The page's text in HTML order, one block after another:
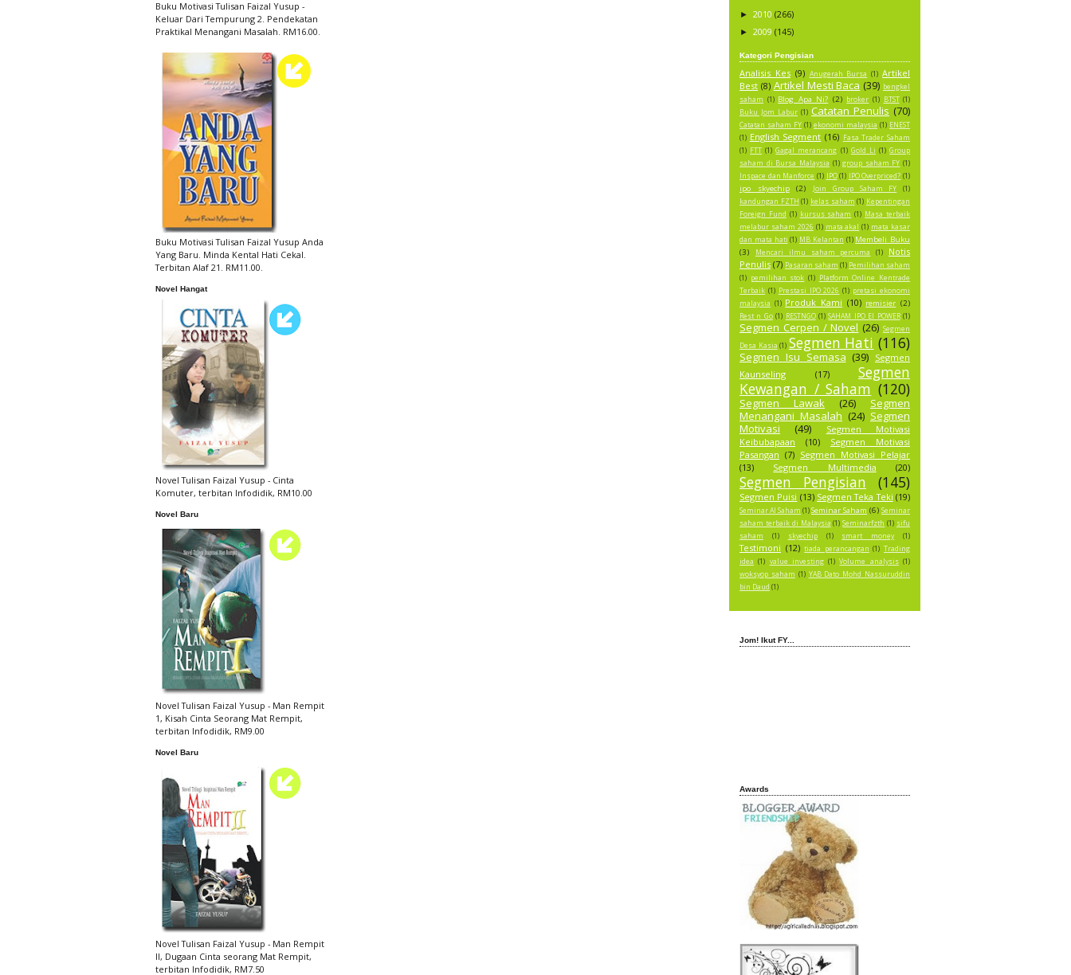
Buku Motivasi Tulisan Faizal Yusup -
Keluar Dari Tempurung 2. Pendekatan
Praktikal Menangani Masalah. RM16.00.
Buku Motivasi Tulisan Faizal Yusup Anda
Yang Baru. Minda Kental Hati Cekal.
Terbitan Alaf 21. RM11.00.
Novel Hangat
Novel Tulisan Faizal Yusup - Cinta
Komuter, terbitan Infodidik, RM10.00
Novel Baru
Novel Tulisan Faizal Yusup - Man Rempit
1, Kisah Cinta Seorang Mat Rempit,
terbitan Infodidik, RM9.00
Novel Baru
Novel Tulisan Faizal Yusup - Man Rempit
II, Dugaan Cinta seorang Mat Rempit,
terbitan Infodidik, RM7.50
► 2010 (266)
► 2009 (145)
Kategori Pengisian
Analisis Kes (9) Anugerah Bursa (1) Artikel
Best (8) Artikel Mesti Baca (39) bengkel
saham (1) Blog Apa Ni? (2) broker (1) BTST (1)
Buku Jom Labur (1) Catatan Penulis (70)
Catatan saham FY (1) ekonomi malaysia (1) ENEST
(1) English Segment (16) Fasa Trader Saham
(1) FTT (1) Gagal merancang (1) Gold Li (1) Group
saham di Bursa Malaysia (1) group saham FY (1)
Inspace dan Manforce (1) IPO (1) IPO Overpriced? (1)
ipo skyechip (2) Join Group Saham FY
(1)
kandungan FZTH (1) kelas saham (1) Kepentingan
Foreign Fund (1) kursus saham (1) Masa terbaik
melabur saham 2026 (1) mata akal (1) mata kasar
dan mata hati (1) MB Kelantan (1) Membeli Buku
(3)
Mencari ilmu saham percuma (1)
Notis
Penulis (7) Pasaran saham (1) Pemilihan saham
(1) pemilihan stok (1) Platform Online Kentrade
Terbaik (1) Prestasi IPO 2026 (1) pretasi ekonomi
malaysia (1) Produk Kami (10) remisier (2)
Rest n Go (1) RESTNGO (1) SAHAM IPO EI POWER (1)
Segmen Cerpen / Novel (26) Segmen
Desa Kasia (1) Segmen Hati (116)
Segmen Isu Semasa (39) Segmen
Kaunseling
(17)
Segmen
Kewangan / Saham (120)
Segmen Lawak (26)
Segmen
Menangani Masalah (24) Segmen
Motivasi
(49)
Segmen Motivasi
Keibubapaan
(10)
Segmen Motivasi
Pasangan (7) Segmen Motivasi Pelajar
(13)
Segmen Multimedia (20)
Segmen Pengisian (145)
Segmen Puisi (13) Segmen Teka Teki (19)
Seminar AI Saham (1)Seminar Saham (6) Seminar
saham terbaik di Malaysia (1) Seminarfzth (1) sifu
saham
(1) skyechip (1) smart money (1)
Testimoni (12) tiada perancangan (1) Trading
idea (1) value investing (1) Volume analysis (1)
woksyop saham (1) YAB Dato Mohd Nassuruddin
bin Daud (1)
Jom! Ikut FY...
Awards